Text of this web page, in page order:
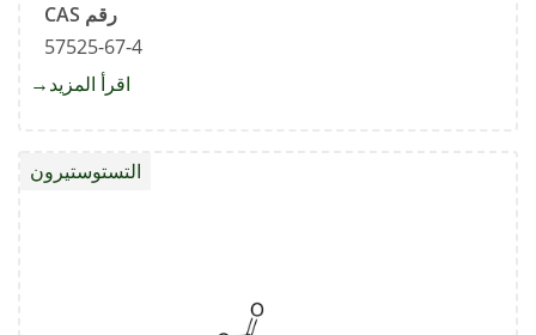
رقم CAS
57525-67-4
اقرأ المزيد
التستوستيرون